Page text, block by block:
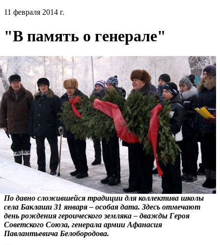
11 февраля 2014 г.
"В память о генерале"
По давно сложившейся традиции для коллектива школы
села Баклаши 31 января – особая дата. Здесь отмечают
день рождения героического земляка – дважды Героя
Советского Союза, генерала армии Афанасия
Павлантьевича Белобородова.